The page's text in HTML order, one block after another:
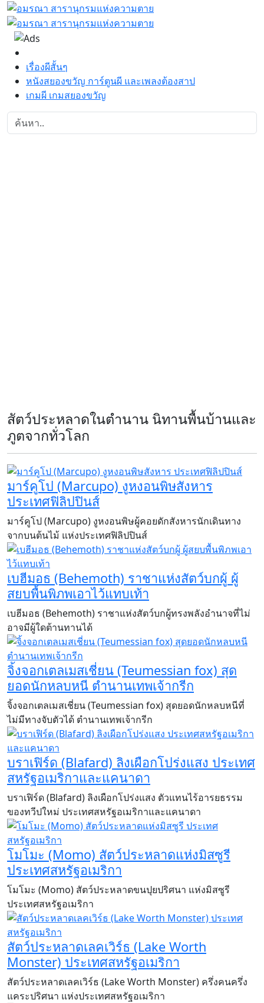
เรื่องผีสั้นๆ
หนังสยองขวัญ การ์ตูนผี และเพลงต้องสาป
เกมผี เกมสยองขวัญ
สัตว์ประหลาดในตำนาน นิทานพื้นบ้านและ
ภูตจากทั่วโลก
มาร์คูโป (Marcupo) งูหงอนพิษสังหาร
ประเทศฟิลิปปินส์
​​​​​​​มาร์คูโป (Marcupo) งูหงอนพิษผู้คอยดักสังหารนักเดินทาง
จากบนต้นไม้ แห่งประเทศฟิลิปปินส์
เบฮีมอธ (Behemoth) ราชาแห่งสัตว์บกผู้ ผู้
สยบพื้นพิภพเอาไว้แทบเท้า
เบฮีมอธ (Behemoth) ราชาแห่งสัตว์บกผู้ทรงพลังอำนาจที่ไม่
อาจมีผู้ใดต้านทานได้
จิ้งจอกเตลเมสเชี่ยน (Teumessian fox) สุด
ยอดนักหลบหนี ตำนานเทพเจ้ากรีก
จิ้งจอกเตลเมสเชี่ยน (Teumessian fox) สุดยอดนักหลบหนีที่
ไม่มีทางจับตัวได้ ตำนานเทพเจ้ากรีก
บราเฟิร์ด (Blafard) ลิงเผือกโปร่งแสง ประเทศ
สหรัฐอเมริกาและแคนาดา
บราเฟิร์ด (Blafard) ลิงเผือกโปร่งแสง ตัวแทนไร้อารยธรรม
ของทวีปใหม่ ประเทศสหรัฐอเมริกาและแคนาดา
โมโมะ (Momo) สัตว์ประหลาดแห่งมิสซูรี
ประเทศสหรัฐอเมริกา
​​​​​​​โมโมะ (Momo) สัตว์ประหลาดขนปุยปริศนา แห่งมิสซูรี
ประเทศสหรัฐอเมริกา
สัตว์ประหลาดเลคเวิร์ธ (Lake Worth
Monster) ประเทศสหรัฐอเมริกา
​​​​​​​สัตว์ประหลาดเลคเวิร์ธ (Lake Worth Monster) ครึ่งคนครึ่ง
แคระปริศนา แห่งประเทศสหรัฐอเมริกา